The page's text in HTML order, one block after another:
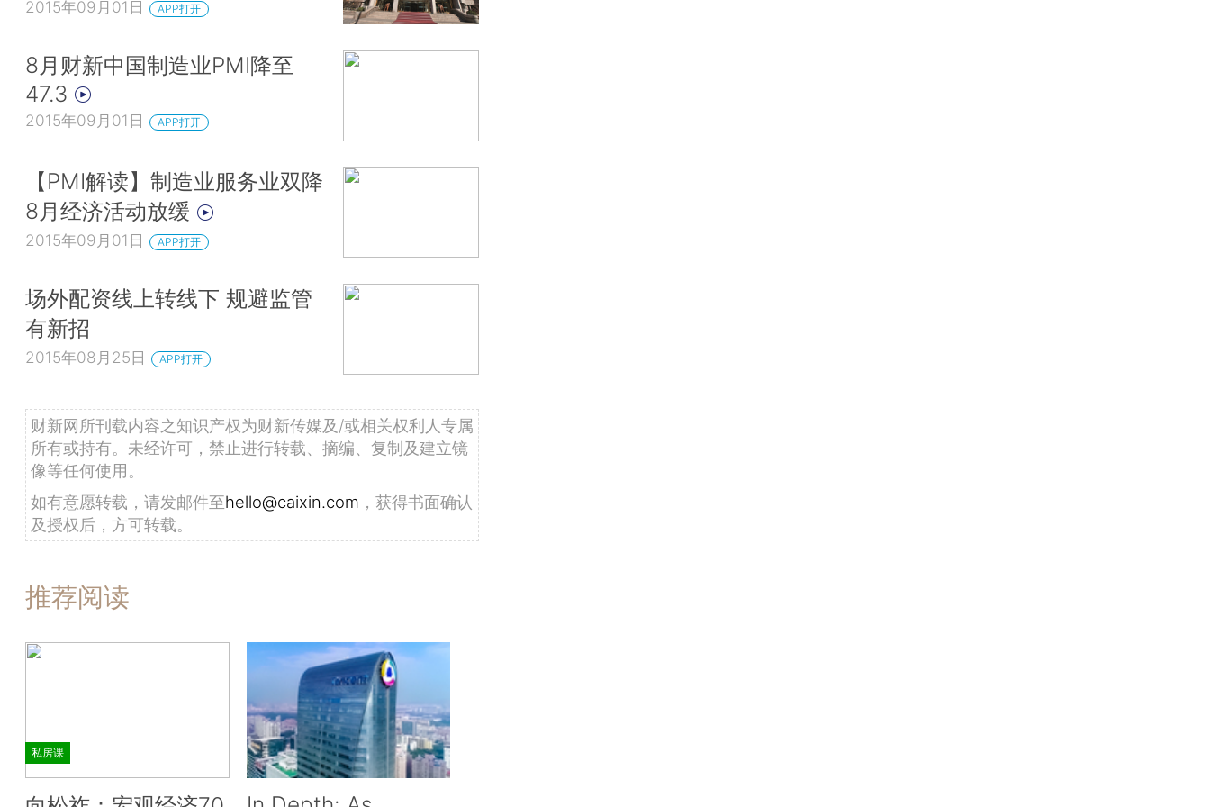
2015年09月01日 APP打开
8月财新中国制造业PMI降至
47.3
2015年09月01日 APP打开
【PMI解读】制造业服务业双降
8月经济活动放缓
2015年09月01日 APP打开
场外配资线上转线下 规避监管
有新招
2015年08月25日 APP打开
财新网所刊载内容之知识产权为财新传媒及/或相关权利人专属
所有或持有。未经许可，禁止进行转载、摘编、复制及建立镜
像等任何使用。
如有意愿转载，请发邮件至hello@caixin.com ，获得书面确认
及授权后，方可转载。
推荐阅读
私房课